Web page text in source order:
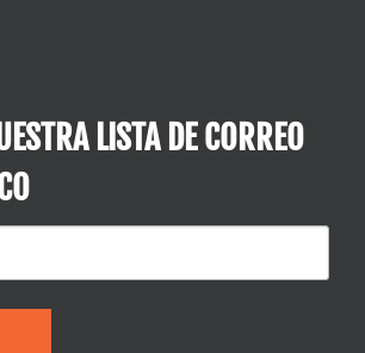
LISTA DE CORREO